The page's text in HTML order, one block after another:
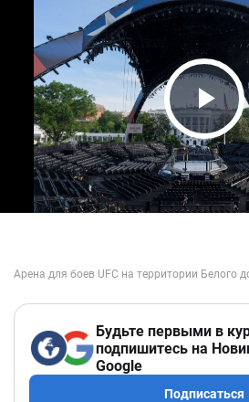
Play
Будьте первыми в
подпишитесь на
Google
Подписаться